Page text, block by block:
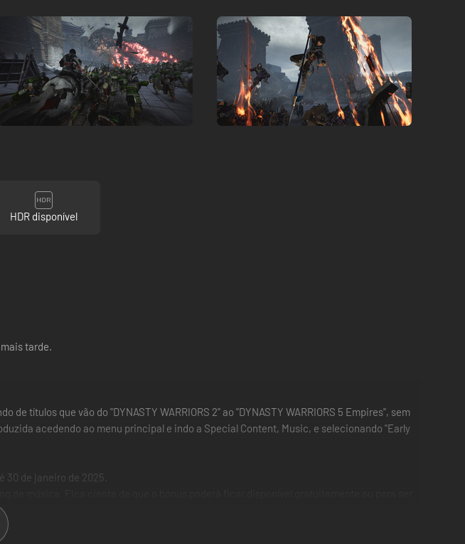
HDR disponível
tarde.
títulos que vão do "DYNASTY WARRIORS 2" ao "DYNASTY WARRIORS 5 Empires", sem
acedendo ao menu principal e indo a Special Content, Music, e selecionando "Early
de janeiro de 2025.